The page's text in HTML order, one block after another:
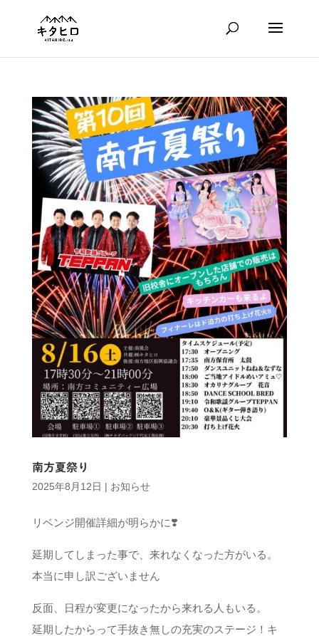
南方夏祭り
2025年8月12日 | お知らせ
リベンジ開催詳細が明らかに❣️
延期してしまった事で、来れなくなった方がいる。
本当に申し訳ございません
反面、日程が変更になったから来れる人もいる。
延期したからって手抜き無しの充実のステージ！キ